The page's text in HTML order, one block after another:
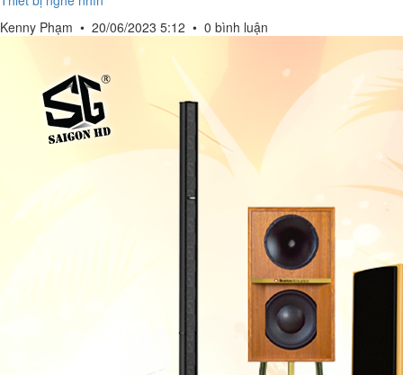
Kenny Phạm • 20/06/2023 5:12 • 0 bình luận